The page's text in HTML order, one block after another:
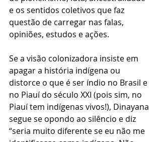
e os sentidos coletivos que faz
questão de carregar nas falas,
opiniões, estudos e ações.
Se a visão colonizadora insiste em
apagar a história indígena ou
distorce o que é ser índio no Brasil e
no Piauí do século XXI (pois sim, no
Piauí tem indígenas vivos!), Dinayana
segue se opondo ao silêncio e diz
“seria muito diferente se eu não me